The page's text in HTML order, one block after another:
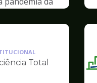
Total